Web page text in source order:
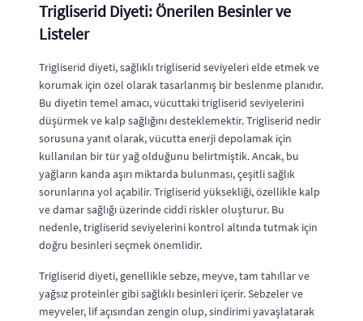
Trigliserid Diyeti: Önerilen Besinler ve
Listeler
Trigliserid diyeti, sağlıklı trigliserid seviyeleri elde etmek ve
korumak için özel olarak tasarlanmış bir beslenme planıdır.
Bu diyetin temel amacı, vücuttaki trigliserid seviyelerini
düşürmek ve kalp sağlığını desteklemektir. Trigliserid nedir
sorusuna yanıt olarak, vücutta enerji depolamak için
kullanılan bir tür yağ olduğunu belirtmiştik. Ancak, bu
yağların kanda aşırı miktarda bulunması, çeşitli sağlık
sorunlarına yol açabilir. Trigliserid yüksekliği, özellikle kalp
ve damar sağlığı üzerinde ciddi riskler oluşturur. Bu
nedenle, trigliserid seviyelerini kontrol altında tutmak için
doğru besinleri seçmek önemlidir.
Trigliserid diyeti, genellikle sebze, meyve, tam tahıllar ve
yağsız proteinler gibi sağlıklı besinleri içerir. Sebzeler ve
meyveler, lif açısından zengin olup, sindirimi yavaşlatarak